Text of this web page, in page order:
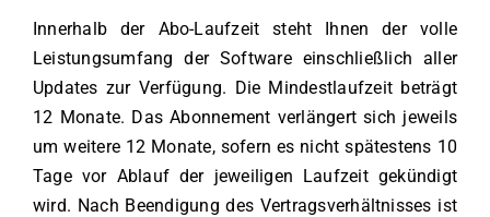
Innerhalb der Abo-Laufzeit steht Ihnen der volle
Leistungsumfang der Software einschließlich aller
Updates zur Verfügung. Die Mindestlaufzeit beträgt
12 Monate. Das Abonnement verlängert sich jeweils
um weitere 12 Monate, sofern es nicht spätestens 10
Tage vor Ablauf der jeweiligen Laufzeit gekündigt
wird. Nach Beendigung des Vertragsverhältnisses ist